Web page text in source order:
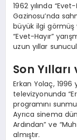
1962 yılında
Gazinosu’nda
büyük ilgi görmüş
“Evet-Hayır”
uzun yıllar
Son
Erkan Yolaç, 1996
televizyonunda
programını
Ayrıca sinema
Ardından” ve
almıştır.